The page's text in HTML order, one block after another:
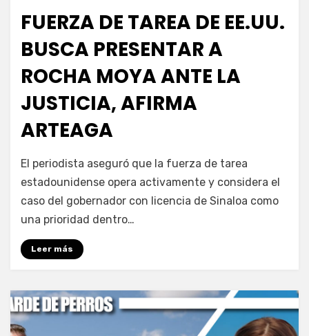
FUERZA DE TAREA DE EE.UU.
BUSCA PRESENTAR A
ROCHA MOYA ANTE LA
JUSTICIA, AFIRMA
ARTEAGA
porFernando Miranda Servín
El periodista aseguró que la fuerza de tarea
estadounidense opera activamente y considera el
caso del gobernador con licencia de Sinaloa como
una prioridad dentro…
Leer más